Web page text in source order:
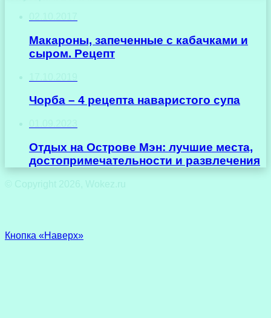
Макароны, запеченные с кабачками и
сыром. Рецепт
Чорба – 4 рецепта наваристого супа
Отдых на Острове Мэн: лучшие места,
достопримечательности и развлечения
© Copyright 2026, Wokez.ru
Кнопка «Наверх»